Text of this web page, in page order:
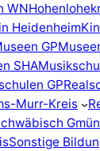
WN
Heidenheim
GP
SHA
GP
Murr-Kreis
Sonstige